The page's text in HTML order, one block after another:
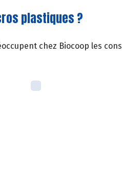
plastiques ?
chez Biocoop les